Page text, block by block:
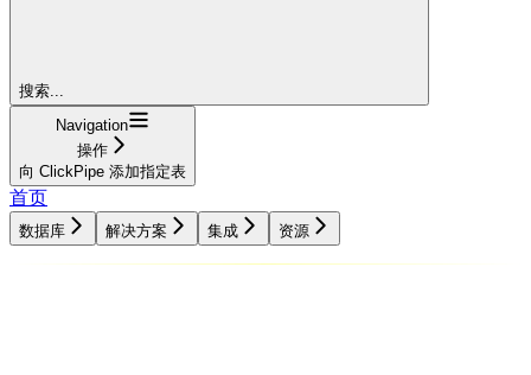
搜索...
Navigation
操作
向 ClickPipe 添加指定表
首页
数据库 解决方案 集成 资源